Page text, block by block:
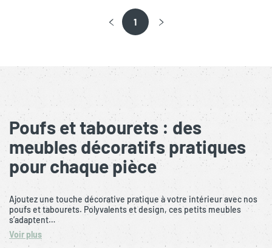
Poufs et tabourets : des
meubles décoratifs pratiques
pour chaque pièce
Ajoutez une touche décorative pratique à votre intérieur avec nos
poufs et tabourets. Polyvalents et design, ces petits meubles
s’adaptent…
Voir plus
1